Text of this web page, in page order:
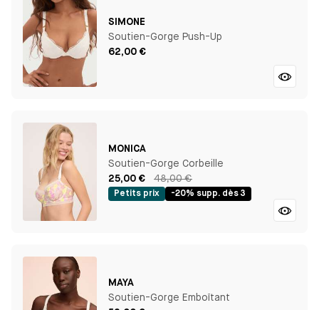
SIMONE
Soutien-Gorge Push-Up
62,00 €
MONICA
Soutien-Gorge Corbeille
25,00 €
48,00 €
Petits prix -20% supp. dès 3
MAYA
Soutien-Gorge Emboîtant